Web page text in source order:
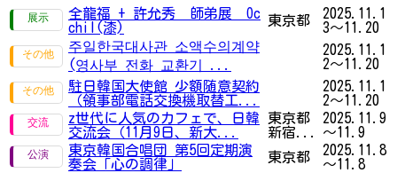
全龍福 + 許允秀 師弟展 Oc
chil(漆)
東京都
2025.11.1
3～11.20
주일한국대사관 소액수의계약
(영사부 전화 교환기 ...
2025.11.1
2～11.20
駐日韓国大使館 少額随意契約
（領事部電話交換機取替工...
2025.11.1
2～11.20
z世代に人気のカフェで、日韓
交流会（11月9日、新大...
東京都
新宿...
2025.11.9
～11.9
東京韓国合唱団 第5回定期演
奏会「心の調律」
東京都
2025.11.8
～11.8